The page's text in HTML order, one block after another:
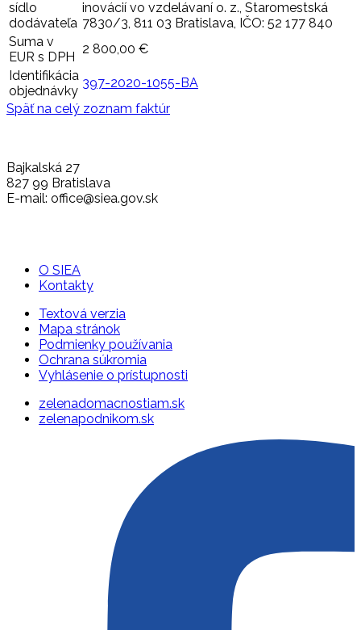
sídlo
dodávateľa
inovácií vo vzdelávaní o. z., Staromestská
7830/3, 811 03 Bratislava, IČO: 52 177 840
Suma v
EUR s DPH
2 800,00 €
Identifikácia
objednávky
397-2020-1055-BA
Späť na celý zoznam faktúr
Bajkalská 27
827 99 Bratislava
E-mail: office@siea.gov.sk
O SIEA
Kontakty
Textová verzia
Mapa stránok
Podmienky používania
Ochrana súkromia
Vyhlásenie o prístupnosti
zelenadomacnostiam.sk
zelenapodnikom.sk